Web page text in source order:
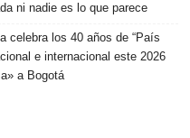
ni nadie es lo que parece
celebra los 40 años de “País
e internacional este 2026
a Bogotá